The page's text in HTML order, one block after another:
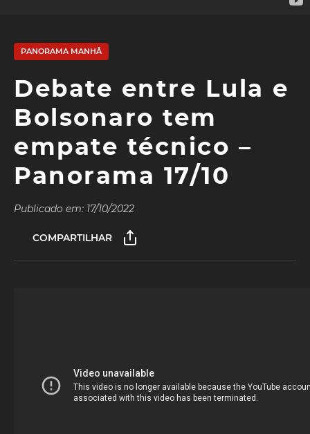
PANORAMA MANHÃ
Debate entre Lula e
Bolsonaro tem
empate técnico –
Panorama 17/10
Publicado em: 17/10/2022
COMPARTILHAR